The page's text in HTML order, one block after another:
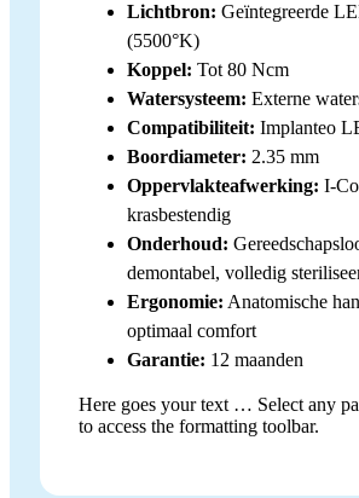
Lichtbron: Geïntegreerde
(5500°K)
Koppel: Tot 80 Ncm
Watersysteem: Externe
Compatibiliteit: Implanteo
Boordiameter: 2.35 mm
Oppervlakteafwerking: I-
krasbestendig
Onderhoud:
demontabel, volledig
Ergonomie: Anatomische
optimaal comfort
Garantie: 12 maanden
Here goes your text … Select any
to access the formatting toolbar.